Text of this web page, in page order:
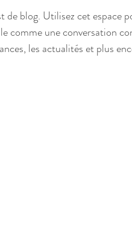
de blog. Utilisez cet espace
comme une conversation
les actualités et plus